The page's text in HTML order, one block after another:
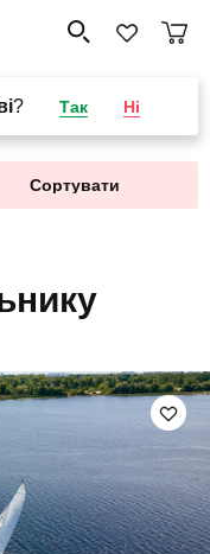
? Так Ні
Сортувати